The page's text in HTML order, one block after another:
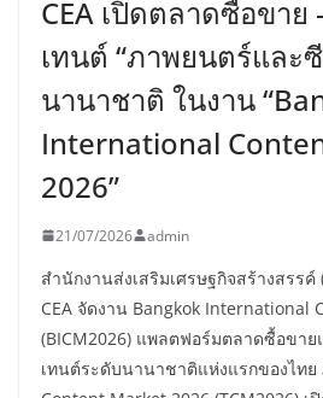
CEA เปิดตลาดซื้อขา
เทนต์ “ภาพยนตร์และ
นานาชาติ ในงาน
International
2026”
21/07/2026 admin
สำนักงานส่งเสริมเศรษฐกิจสร้างสรร
CEA จัดงาน Bangkok International
(BICM2026) แพลตฟอร์มตลาดซื้อขาย
เทนต์ระดับนานาชาติแห่งแรกของไทย